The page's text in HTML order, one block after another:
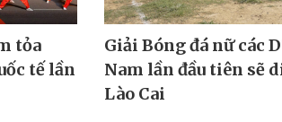
tỏa
tế lần
Giải Bóng đá nữ các
Nam lần đầu tiên sẽ
Lào Cai